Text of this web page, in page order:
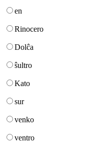
en
Rinocero
Dolĉa
ŝultro
Kato
sur
venko
ventro